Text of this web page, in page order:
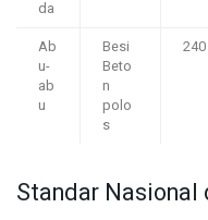
da
Ab
u-
ab
u
Besi
Beto
n
polo
s
240
Standar Nasional